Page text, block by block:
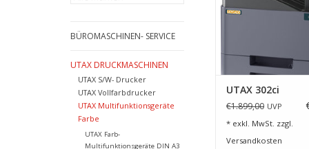
BÜROMASCHINEN- SERVICE
UTAX DRUCKMASCHINEN
UTAX S/W- Drucker
UTAX Vollfarbdrucker
UTAX Multifunktionsgeräte
Farbe
UTAX Farb-
Multifunktionsgeräte DIN A3
ZUM WARENKORB
UTAX 302ci
€1.899,00 UVP
* exkl. MwSt. zzgl.
Versandkosten